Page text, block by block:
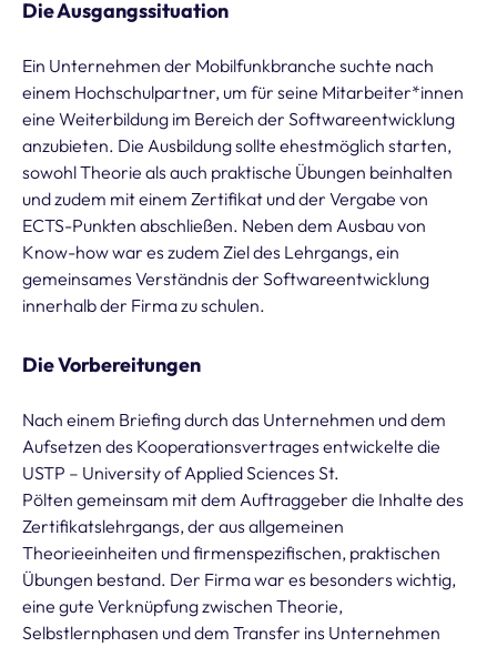
Die Ausgangssituation
Ein Unternehmen der Mobilfunkbranche suchte nach
einem Hochschulpartner, um für seine Mitarbeiter*innen
eine Weiterbildung im Bereich der Softwareentwicklung
anzubieten. Die Ausbildung sollte ehestmöglich starten,
sowohl Theorie als auch praktische Übungen beinhalten
und zudem mit einem Zertifikat und der Vergabe von
ECTS-Punkten abschließen. Neben dem Ausbau von
Know-how war es zudem Ziel des Lehrgangs, ein
gemeinsames Verständnis der Softwareentwicklung
innerhalb der Firma zu schulen.
Die Vorbereitungen
Nach einem Briefing durch das Unternehmen und dem
Aufsetzen des Kooperationsvertrages entwickelte die
USTP – University of Applied Sciences St.
Pölten gemeinsam mit dem Auftraggeber die Inhalte des
Zertifikatslehrgangs, der aus allgemeinen
Theorieeinheiten und firmenspezifischen, praktischen
Übungen bestand. Der Firma war es besonders wichtig,
eine gute Verknüpfung zwischen Theorie,
Selbstlernphasen und dem Transfer ins Unternehmen